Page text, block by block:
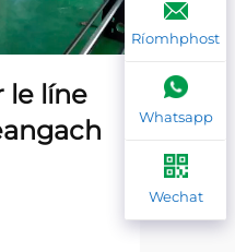
le líne
Ríomhphost
Whatsapp
Wechat